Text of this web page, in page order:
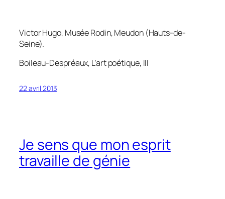
Victor Hugo, Musée Rodin, Meudon (Hauts-de-
Seine).
Boileau-Despréaux, L’art poétique, III
22 avril 2013
Je sens que mon esprit
travaille de génie